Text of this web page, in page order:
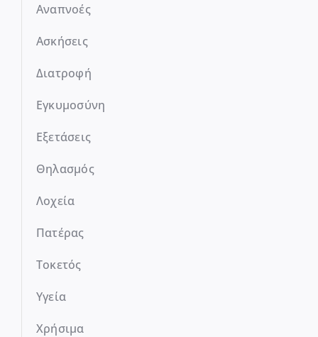
Αναπνοές
Ασκήσεις
Διατροφή
Εγκυμοσύνη
Εξετάσεις
Θηλασμός
Λοχεία
Πατέρας
Τοκετός
Υγεία
Χρήσιμα